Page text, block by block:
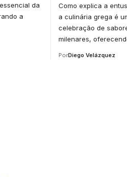
da
a
Como explica a
a culinária grega é
celebração de
milenares,
PorDiego Velázquez